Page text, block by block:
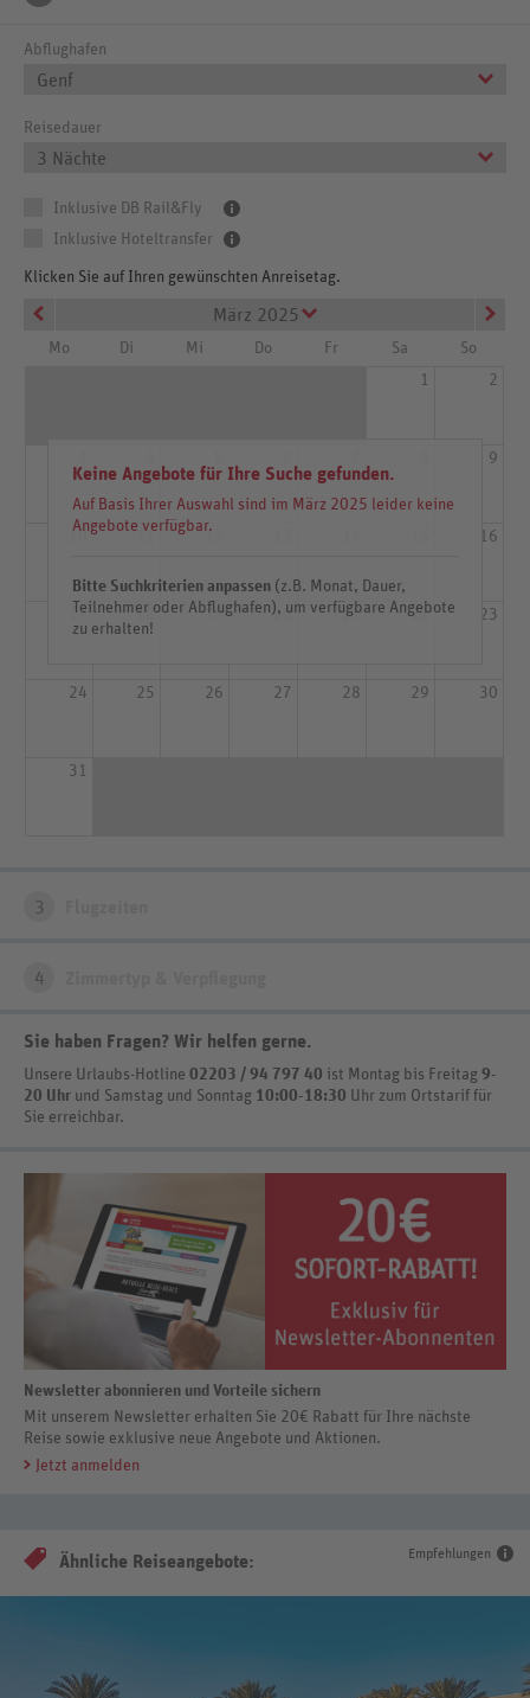
Abflughafen
Genf
Reisedauer
3 Nächte
Inklusive DB Rail&Fly
Inklusive Hoteltransfer
Klicken Sie auf Ihren gewünschten Anreisetag.
Keine Angebote für Ihre Suche gefunden.
Auf Basis Ihrer Auswahl sind im März 2025 leider keine
Angebote verfügbar.
Bitte Suchkriterien anpassen (z.B. Monat, Dauer,
Teilnehmer oder Abflughafen), um verfügbare Angebote
zu erhalten!
März 2025
Mo Di Mi Do Fr Sa
So
1
2
9
10 11 12 16
17 18 19 20 21 22 23
24 25 26 27 28 29 30
31
3
4
Sie haben Fragen? Wir helfen gerne.
Unsere Urlaubs-Hotline 02203 / 94 797 40 ist Montag bis Freitag 9-
20 Uhr und Samstag und Sonntag 10:00-18:30 Uhr zum Ortstarif für
Sie erreichbar.
Newsletter abonnieren und Vorteile sichern
Mit unserem Newsletter erhalten Sie 20€ Rabatt für Ihre nächste
Reise sowie exklusive neue Angebote und Aktionen.
Jetzt anmelden
Empfehlungen
Ähnliche Reiseangebote: